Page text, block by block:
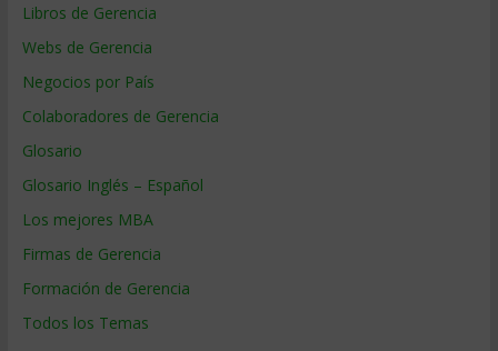
Libros de Gerencia
Webs de Gerencia
Negocios por País
Colaboradores de Gerencia
Glosario
Glosario Inglés – Español
Los mejores MBA
Firmas de Gerencia
Formación de Gerencia
Todos los Temas